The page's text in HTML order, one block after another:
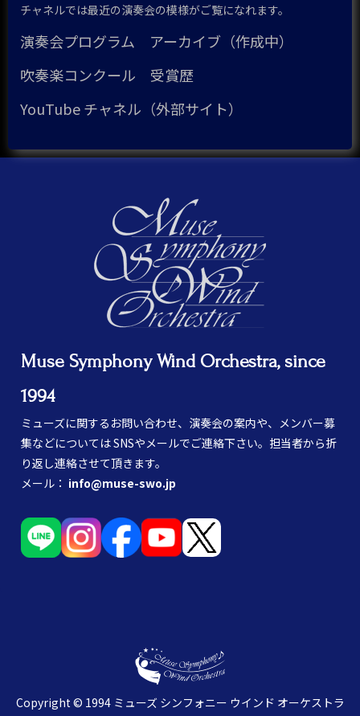
チャネルでは最近の演奏会の模様がご覧になれます。
演奏会プログラム アーカイブ（作成中）
吹奏楽コンクール 受賞歴
YouTube チャネル（外部サイト）
Muse Symphony Wind Orchestra, since
1994
ミューズに関するお問い合わせ、演奏会の案内や、メンバー募
集などについては SNSやメールでご連絡下さい。担当者から折
り返し連絡させて頂きます。
メール： info@muse-swo.jp
Copyright © 1994 ミューズ シンフォニー ウインド オーケストラ